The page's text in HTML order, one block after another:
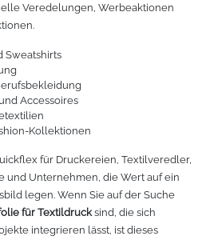
Veredelungen, Werbeaktionen
Sweatshirts
Accessoires
Kollektionen
für Druckereien, Textilveredler,
und Unternehmen, die Wert auf ein
legen. Wenn Sie auf der Suche
für Textildrucksind, die sich
integrieren lässt, ist dieses